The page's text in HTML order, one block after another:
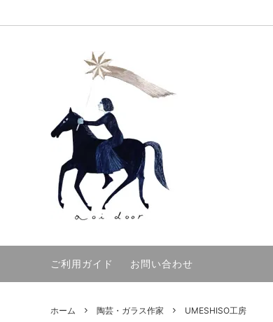
洋服作家
陶芸・ガラス作家
人形・ぬいぐるみ作家
雑貨
洋服
うつわ
紙もの・ステーショナリー
ご利用ガイド お問い合わせ
ホーム 陶芸・ガラス作家
UMESHISO工房